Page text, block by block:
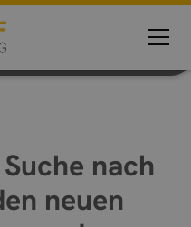
nach
neuen